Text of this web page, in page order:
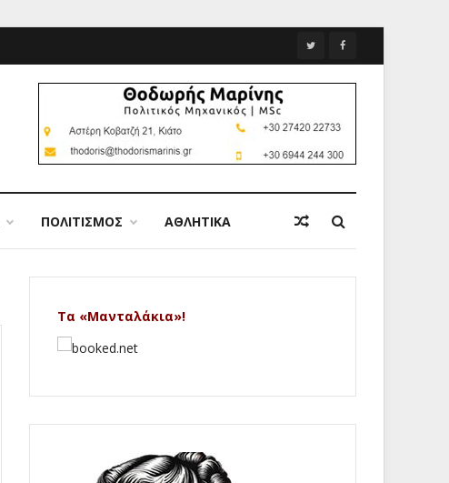
ΠΟΛΙΤΙΣΜΟΣ ΑΘΛΗΤΙΚΑ
Τα «Μανταλάκια»!